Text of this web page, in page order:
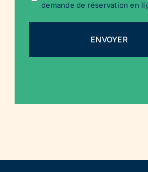
demande de réservation en